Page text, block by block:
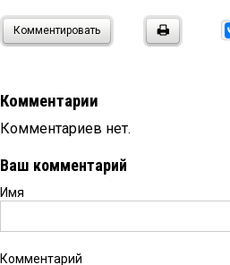
Комментировать
Комментарии
Комментариев нет.
Ваш комментарий
Имя
Комментарий